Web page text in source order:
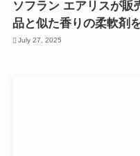
ソフラン エアリスが販
品と似た香りの柔軟剤
July 27, 2025